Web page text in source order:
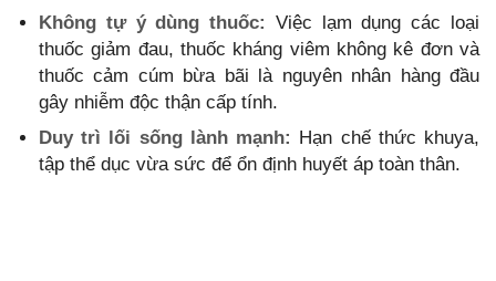
Không tự ý dùng thuốc: Việc lạm dụng các loại
thuốc giảm đau, thuốc kháng viêm không kê đơn và
thuốc cảm cúm bừa bãi là nguyên nhân hàng đầu
gây nhiễm độc thận cấp tính.
Duy trì lối sống lành mạnh: Hạn chế thức khuya,
tập thể dục vừa sức để ổn định huyết áp toàn thân.